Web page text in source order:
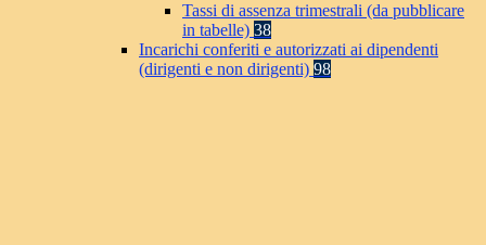
Tassi di assenza trimestrali (da pubblicare
in tabelle) 38
Incarichi conferiti e autorizzati ai dipendenti
(dirigenti e non dirigenti) 98